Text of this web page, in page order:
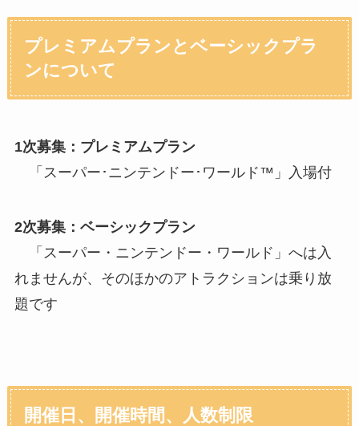
プレミアムプランとベーシックプラ
ンについて
1次募集：プレミアムプラン
「スーパー･ニンテンドー･ワールド™」入場付
2次募集：ベーシックプラン
「スーパー・ニンテンドー・ワールド」へは入
れませんが、そのほかのアトラクションは乗り放
題です
開催日、開催時間、人数制限